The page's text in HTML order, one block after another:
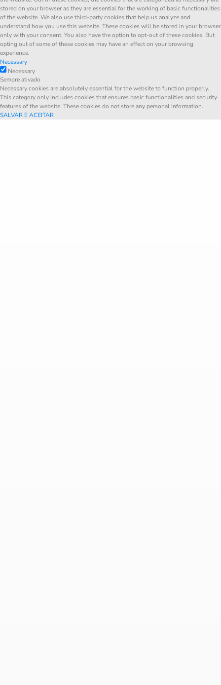
stored on your browser as they are essential for the working of basic functionalities
of the website. We also use third-party cookies that help us analyze and
understand how you use this website. These cookies will be stored in your browser
only with your consent. You also have the option to opt-out of these cookies. But
opting out of some of these cookies may have an effect on your browsing
experience.
Necessary
Necessary
Sempre ativado
Necessary cookies are absolutely essential for the website to function properly.
This category only includes cookies that ensures basic functionalities and security
features of the website. These cookies do not store any personal information.
SALVAR E ACEITAR